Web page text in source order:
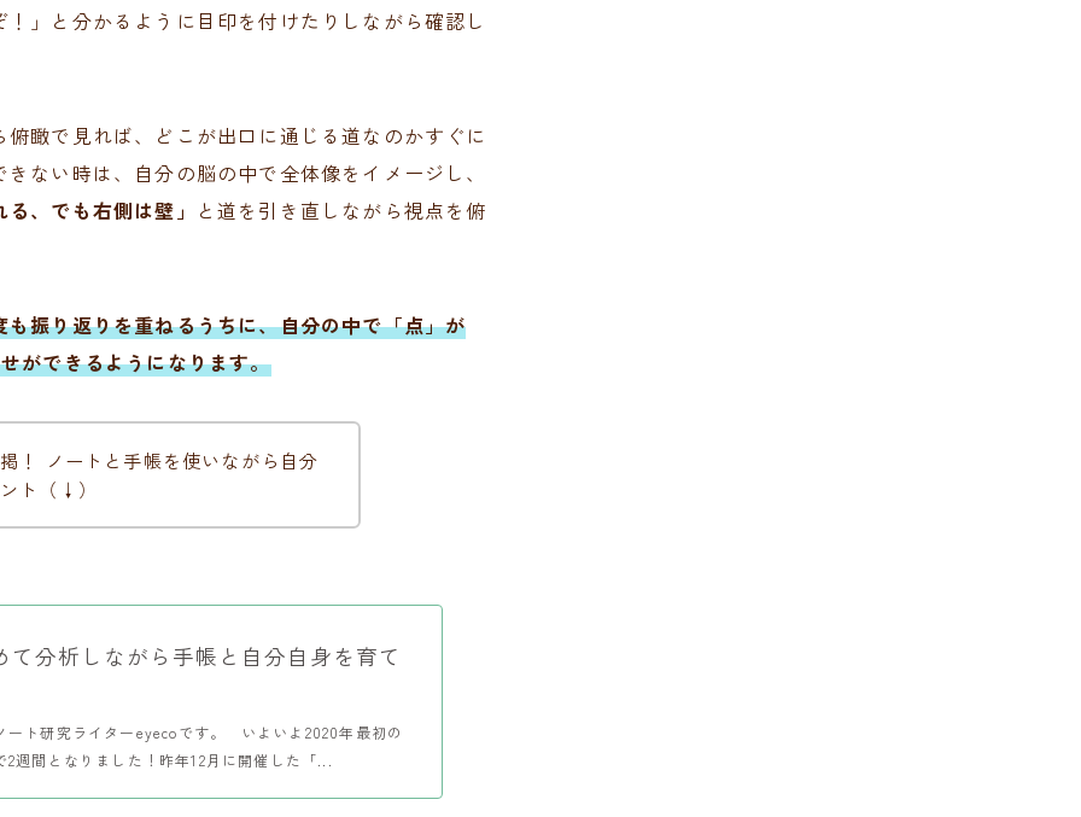
」と分かるように目印を付けたりしながら確認し
瞰で見れば、どこが出口に通じる道なのかすぐに
ない時は、自分の脳の中で全体像をイメージし、
、でも右側は壁」 と道を引き直しながら視点を俯
も振り返りを重ねるうちに、自分の中で「点」が
ができるようになります。
！ ノートと手帳を使いながら自分
ト（↓）
て分析しながら手帳と自分自身を育て
ート研究ライターeyecoです。 いよいよ2020年最初の
週間となりました！昨年12月に開催した「...